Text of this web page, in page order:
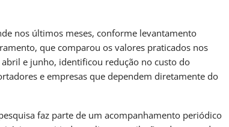
nos últimos meses, conforme levantamento
que comparou os valores praticados nos
e junho, identificou redução no custo do
e empresas que dependem diretamente do
faz parte de um acompanhamento periódico
Redefinir…
AprovaJuv Nesta Terça